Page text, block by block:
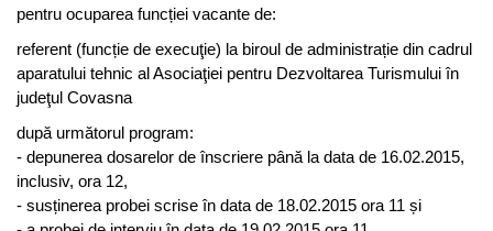
pentru ocuparea funcției vacante de:
referent (funcție de execuţie) la biroul de administrație din cadrul
aparatului tehnic al Asociaţiei pentru Dezvoltarea Turismului în
judeţul Covasna
după următorul program:
- depunerea dosarelor de înscriere până la data de 16.02.2015,
inclusiv, ora 12,
- susținerea probei scrise în data de 18.02.2015 ora 11 și